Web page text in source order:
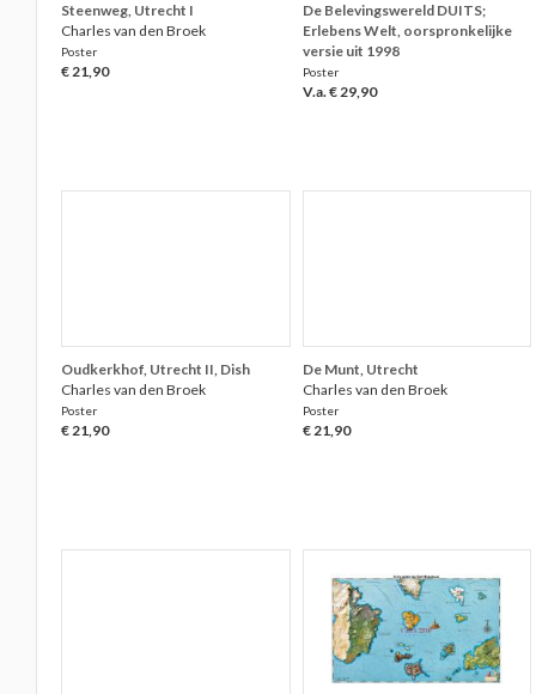
Steenweg, Utrecht I
Charles van den Broek
Poster
€ 21,90
De Belevingswereld DUITS;
Erlebens Welt, oorspronkelijke
versie uit 1998
Poster
V.a. € 29,90
Oudkerkhof, Utrecht II, Dish
Charles van den Broek
Poster
€ 21,90
De Munt, Utrecht
Charles van den Broek
Poster
€ 21,90